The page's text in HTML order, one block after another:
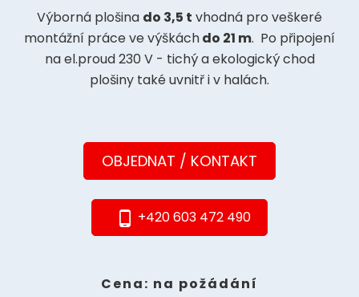
Výborná plošina do 3,5 t vhodná pro veškeré
montážní práce ve výškáchdo 21 m. Po připojení
na el.proud 230 V - tichý a ekologický chod
plošiny také uvnitř i v halách.
OBJEDNAT / KONTAKT
phone_android +420 603 472 490
Cena: na požádání